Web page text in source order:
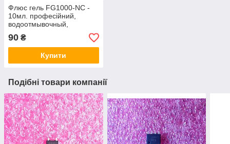
Флюс гель FG1000-NC -
10мл. професійний,
водоотмывочный,
водосмываемый
90 ₴
Купити
Подібні товари компанії